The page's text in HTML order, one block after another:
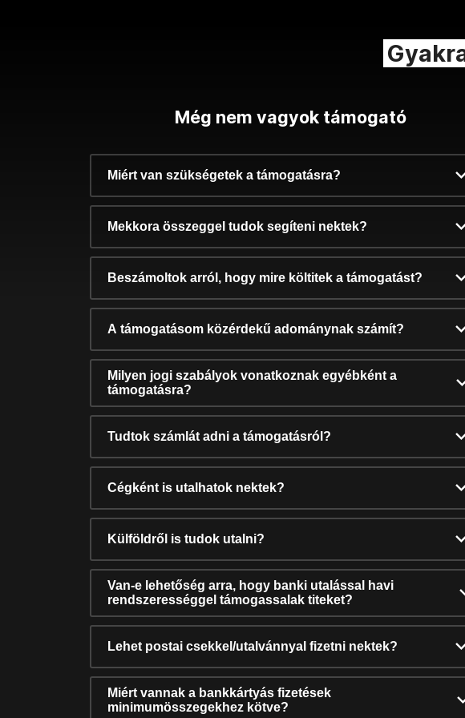
Még nem vagyok támogató
Miért van szükségetek a támogatásra?
Mekkora összeggel tudok segíteni nektek?
Beszámoltok arról, hogy mire költitek a támogatást?
A támogatásom közérdekű adománynak számít?
Milyen jogi szabályok vonatkoznak egyébként a
támogatásra?
Tudtok számlát adni a támogatásról?
Cégként is utalhatok nektek?
Külföldről is tudok utalni?
Van-e lehetőség arra, hogy banki utalással havi
rendszerességgel támogassalak titeket?
Lehet postai csekkel/utalvánnyal fizetni nektek?
Miért vannak a bankkártyás fizetések
minimumösszegekhez kötve?